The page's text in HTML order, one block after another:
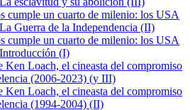
cumple un cuarto de milenio: los USA
Guerra de la Independencia (II)
cumple un cuarto de milenio: los USA
(I)
Ken Loach, el cineasta del compromiso
(2006-2023) (y III)
Ken Loach, el cineasta del compromiso
(1994-2004) (II)